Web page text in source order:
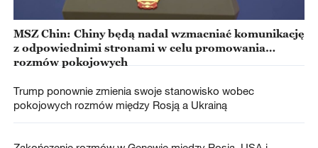
MSZ Chin: Chiny będą nadal wzmacniać komunikację
z odpowiednimi stronami w celu promowania
rozmów pokojowych
Trump ponownie zmienia swoje stanowisko wobec
pokojowych rozmów między Rosją a Ukrainą